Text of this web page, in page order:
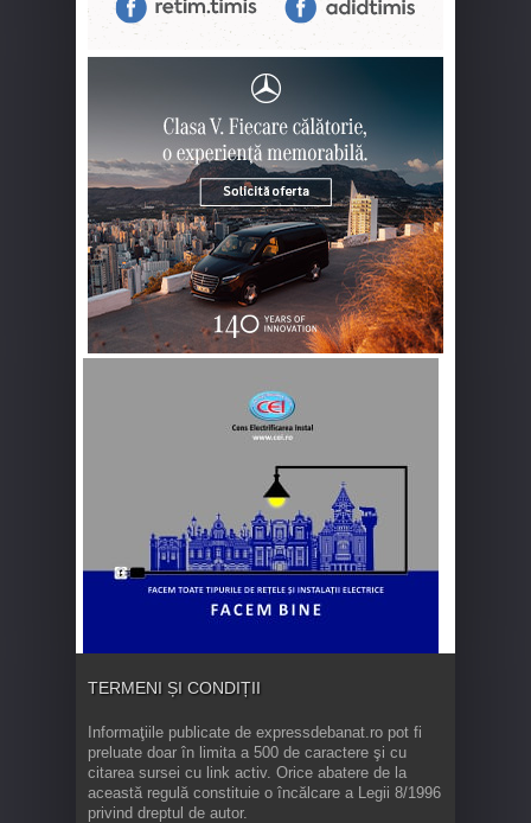
TERMENI ȘI CONDIȚII
Informaţiile publicate de expressdebanat.ro pot fi
preluate doar în limita a 500 de caractere şi cu
citarea sursei cu link activ. Orice abatere de la
această regulă constituie o încălcare a Legii 8/1996
privind dreptul de autor.